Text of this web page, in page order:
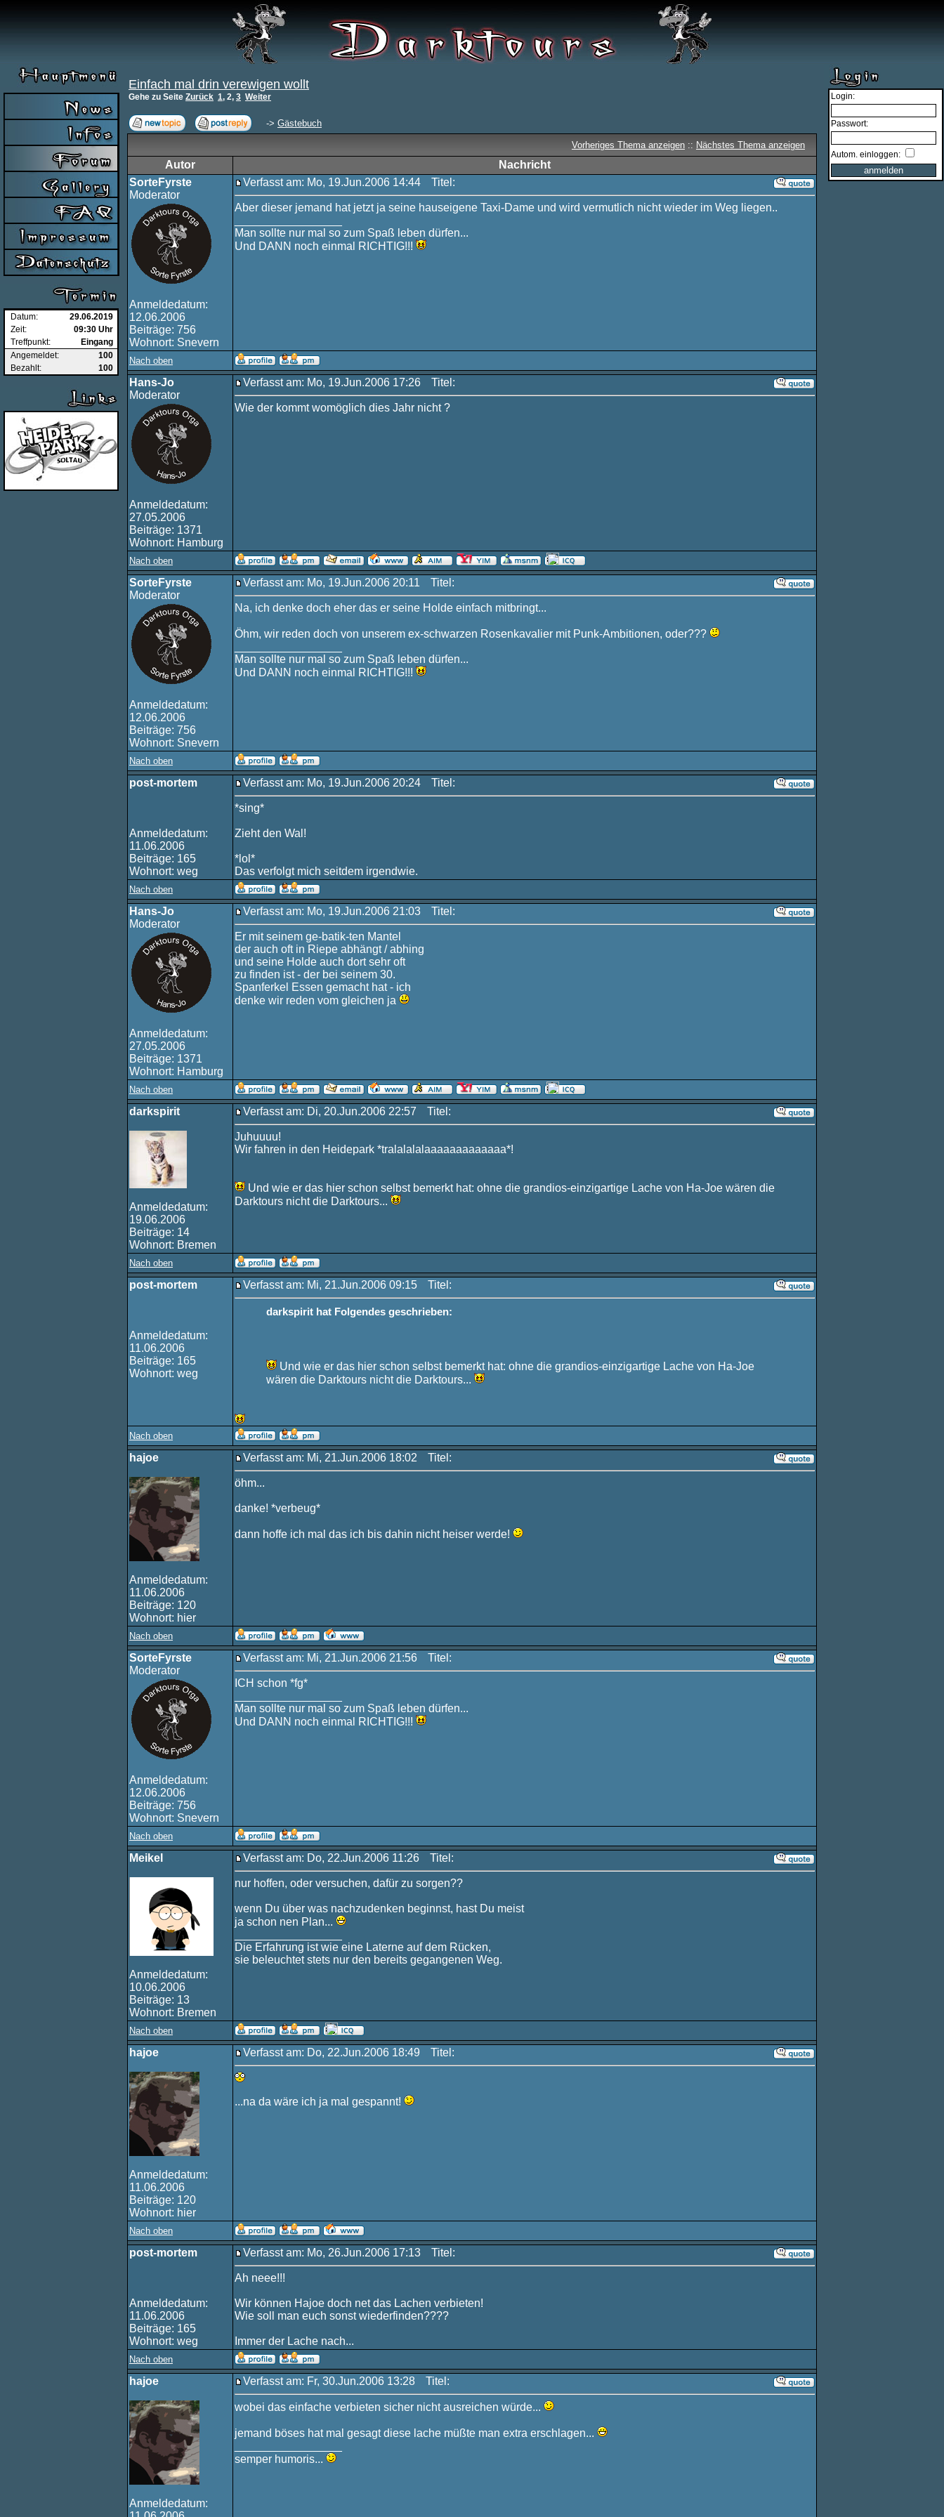
Datum:
29.06.2019
Zeit:
09:30 Uhr
Treffpunkt:
Eingang
Angemeldet:
100
Bezahlt:
100
Login:
Passwort:
Autom. einloggen:
Einfach mal drin verewigen wollt
Gehe zu Seite Zurück 1, 2, 3 Weiter
-> Gästebuch
Vorheriges Thema anzeigen :: Nächstes Thema anzeigen
Autor
Nachricht
SorteFyrste
Moderator
Anmeldedatum:
12.06.2006
Beiträge: 756
Wohnort: Snevern
Verfasst am: Mo, 19.Jun.2006 14:44 Titel:
Aber dieser jemand hat jetzt ja seine hauseigene Taxi-Dame und wird vermutlich nicht wieder im Weg liegen..
Man sollte nur mal so zum Spaß leben dürfen...
Und DANN noch einmal RICHTIG!!!
Nach oben
Hans-Jo
Moderator
Anmeldedatum:
27.05.2006
Beiträge: 1371
Wohnort: Hamburg
Verfasst am: Mo, 19.Jun.2006 17:26 Titel:
Wie der kommt womöglich dies Jahr nicht ?
Nach oben
SorteFyrste
Moderator
Anmeldedatum:
12.06.2006
Beiträge: 756
Wohnort: Snevern
Verfasst am: Mo, 19.Jun.2006 20:11 Titel:
Na, ich denke doch eher das er seine Holde einfach mitbringt...
Öhm, wir reden doch von unserem ex-schwarzen Rosenkavalier mit Punk-Ambitionen, oder???
Man sollte nur mal so zum Spaß leben dürfen...
Und DANN noch einmal RICHTIG!!!
Nach oben
post-mortem
Anmeldedatum:
11.06.2006
Beiträge: 165
Wohnort: weg
Verfasst am: Mo, 19.Jun.2006 20:24 Titel:
*sing*
Zieht den Wal!
*lol*
Das verfolgt mich seitdem irgendwie.
Nach oben
Hans-Jo
Moderator
Anmeldedatum:
27.05.2006
Beiträge: 1371
Wohnort: Hamburg
Verfasst am: Mo, 19.Jun.2006 21:03 Titel:
Er mit seinem ge-batik-ten Mantel
der auch oft in Riepe abhängt / abhing
und seine Holde auch dort sehr oft
zu finden ist - der bei seinem 30.
Spanferkel Essen gemacht hat - ich
denke wir reden vom gleichen ja
Nach oben
darkspirit
Anmeldedatum:
19.06.2006
Beiträge: 14
Wohnort: Bremen
Verfasst am: Di, 20.Jun.2006 22:57 Titel:
Juhuuuu!
Wir fahren in den Heidepark *tralalalalaaaaaaaaaaaaa*!
Und wie er das hier schon selbst bemerkt hat: ohne die grandios-einzigartige Lache von Ha-Joe wären die
Darktours nicht die Darktours...
Nach oben
post-mortem
Anmeldedatum:
11.06.2006
Beiträge: 165
Wohnort: weg
Verfasst am: Mi, 21.Jun.2006 09:15 Titel:
darkspirit hat Folgendes geschrieben:
Und wie er das hier schon selbst bemerkt hat: ohne die grandios-einzigartige Lache von Ha-Joe
wären die Darktours nicht die Darktours...
Nach oben
hajoe
Anmeldedatum:
11.06.2006
Beiträge: 120
Wohnort: hier
Verfasst am: Mi, 21.Jun.2006 18:02 Titel:
öhm...
danke! *verbeug*
dann hoffe ich mal das ich bis dahin nicht heiser werde!
Nach oben
SorteFyrste
Moderator
Anmeldedatum:
12.06.2006
Beiträge: 756
Wohnort: Snevern
Verfasst am: Mi, 21.Jun.2006 21:56 Titel:
ICH schon *fg*
Man sollte nur mal so zum Spaß leben dürfen...
Und DANN noch einmal RICHTIG!!!
Nach oben
Meikel
Anmeldedatum:
10.06.2006
Beiträge: 13
Wohnort: Bremen
Verfasst am: Do, 22.Jun.2006 11:26 Titel:
nur hoffen, oder versuchen, dafür zu sorgen??
wenn Du über was nachzudenken beginnst, hast Du meist
ja schon nen Plan...
Die Erfahrung ist wie eine Laterne auf dem Rücken,
sie beleuchtet stets nur den bereits gegangenen Weg.
Nach oben
hajoe
Anmeldedatum:
11.06.2006
Beiträge: 120
Wohnort: hier
Verfasst am: Do, 22.Jun.2006 18:49 Titel:
...na da wäre ich ja mal gespannt!
Nach oben
post-mortem
Anmeldedatum:
11.06.2006
Beiträge: 165
Wohnort: weg
Verfasst am: Mo, 26.Jun.2006 17:13 Titel:
Ah neee!!!
Wir können Hajoe doch net das Lachen verbieten!
Wie soll man euch sonst wiederfinden????
Immer der Lache nach...
Nach oben
hajoe
Anmeldedatum:
Verfasst am: Fr, 30.Jun.2006 13:28 Titel:
wobei das einfache verbieten sicher nicht ausreichen würde...
jemand böses hat mal gesagt diese lache müßte man extra erschlagen...
semper humoris...